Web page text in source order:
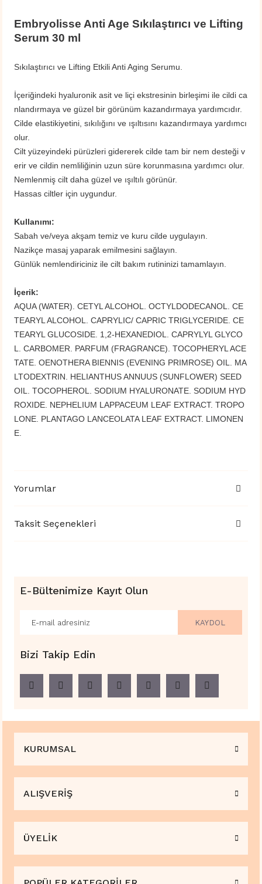
Embryolisse Anti Age Sıkılaştırıcı ve Lifting
Serum 30 ml
Sıkılaştırıcı ve Lifting Etkili Anti Aging Serumu.
İçeriğindeki hyaluronik asit ve liçi ekstresinin birleşimi ile cildi ca
nlandırmaya ve güzel bir görünüm kazandırmaya yardımcıdır.
Cilde elastikiyetini, sıkılığını ve ışıltısını kazandırmaya yardımcı
olur.
Cilt yüzeyindeki pürüzleri gidererek cilde tam bir nem desteği v
erir ve cildin nemliliğinin uzun süre korunmasına yardımcı olur.
Nemlenmiş cilt daha güzel ve ışıltılı görünür.
Hassas ciltler için uygundur.
Kullanımı:
Sabah ve/veya akşam temiz ve kuru cilde uygulayın.
Nazikçe masaj yaparak emilmesini sağlayın.
Günlük nemlendiriciniz ile cilt bakım rutininizi tamamlayın.
İçerik:
​AQUA (WATER). CETYL ALCOHOL. OCTYLDODECANOL. CE
TEARYL ALCOHOL. CAPRYLIC/ CAPRIC TRIGLYCERIDE. CE
TEARYL GLUCOSIDE. 1,2-HEXANEDIOL. CAPRYLYL GLYCO
L. CARBOMER. PARFUM (FRAGRANCE). TOCOPHERYL ACE
TATE. OENOTHERA BIENNIS (EVENING PRIMROSE) OIL. MA
LTODEXTRIN. HELIANTHUS ANNUUS (SUNFLOWER) SEED
OIL. TOCOPHEROL. SODIUM HYALURONATE. SODIUM HYD
ROXIDE. NEPHELIUM LAPPACEUM LEAF EXTRACT. TROPO
LONE. PLANTAGO LANCEOLATA LEAF EXTRACT. LIMONEN
E.
Yorumlar
Taksit Seçenekleri
E-Bültenimize Kayıt Olun
KAYDOL
Bizi Takip Edin
KURUMSAL
ALIŞVERİŞ
ÜYELİK